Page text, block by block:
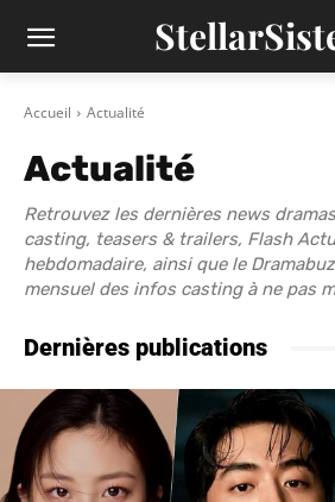
Accueil Actualité
Actualité
Retrouvez les dernières news
casting, teasers & trailers, Flash Actu
hebdomadaire, ainsi que le
mensuel des infos casting à ne pas
Dernières publications